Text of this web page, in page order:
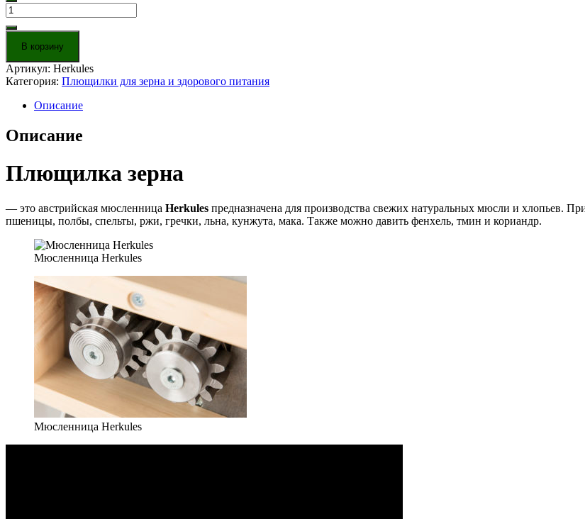
Количество
товара
Плющилка
зерна
Herkules
В корзину
Артикул: Herkules
Категория: Плющилки для зерна и здорового питания
Описание
Описание
Плющилка зерна
— это австрийская мюсленница Herkules предназначена для производства свежих натуральных мюсли и хлопьев.
пшеницы, полбы, спельты, ржи, гречки, льна, кунжута, мака. Также можно давить фенхель, тмин и кориандр.
Мюсленница Herkules
Мюсленница Herkules